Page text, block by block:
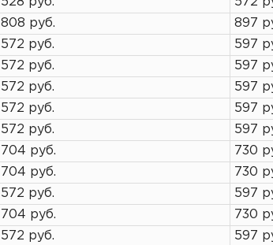
808 руб. 897
572 руб. 597
572 руб. 597
572 руб. 597
572 руб. 597
572 руб. 597
704 руб. 730
704 руб. 730
572 руб. 597
704 руб. 730
572 руб. 597